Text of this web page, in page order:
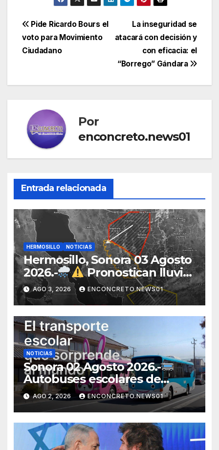
Navegación
de
La inseguridad se
atacará con decisión y
con eficacia: el
“Borrego” Gándara
Pide Ricardo Bours el
voto para Movimiento
Ciudadano
Por
enconcreto.news01
Entrada relacionada
HERMOSILLO NOTICIAS
Hermosillo, Sonora 03 Agosto
2026.-
Pronostican lluvias
para Hermosillo esta noche;
norte de Sonora registra
mayor potencial de
tormentas
AGO 3, 2026 ENCONCRETO.NEWS01
NOTICIAS
Sonora 02 Agosto 2026.-
Autobuses escolares de
Japón sorprenden al mundo
por su seguridad y disciplina
AGO 2, 2026 ENCONCRETO.NEWS01